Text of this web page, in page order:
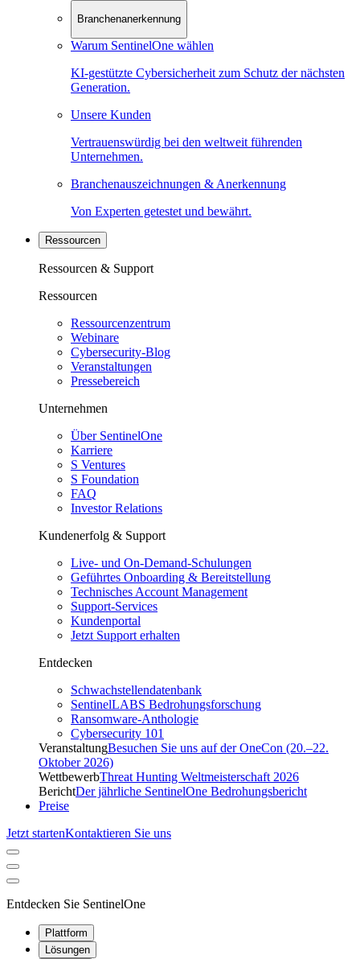
Branchenanerkennung
Warum SentinelOne wählen
KI-gestützte Cybersicherheit zum Schutz der nächsten
Generation.
Unsere Kunden
Vertrauenswürdig bei den weltweit führenden
Unternehmen.
Branchenauszeichnungen & Anerkennung
Von Experten getestet und bewährt.
Ressourcen
Ressourcen & Support
Ressourcen
Ressourcenzentrum
Webinare
Cybersecurity-Blog
Veranstaltungen
Pressebereich
Unternehmen
Über SentinelOne
Karriere
S Ventures
S Foundation
FAQ
Investor Relations
Kundenerfolg & Support
Live- und On-Demand-Schulungen
Geführtes Onboarding & Bereitstellung
Technisches Account Management
Support-Services
Kundenportal
Jetzt Support erhalten
Entdecken
Schwachstellendatenbank
SentinelLABS Bedrohungsforschung
Ransomware-Anthologie
Cybersecurity 101
VeranstaltungBesuchen Sie uns auf der OneCon (20.–22.
Oktober 2026)
WettbewerbThreat Hunting Weltmeisterschaft 2026
BerichtDer jährliche SentinelOne Bedrohungsbericht
Preise
Jetzt startenKontaktieren Sie uns
Entdecken Sie SentinelOne
Plattform
Lösungen